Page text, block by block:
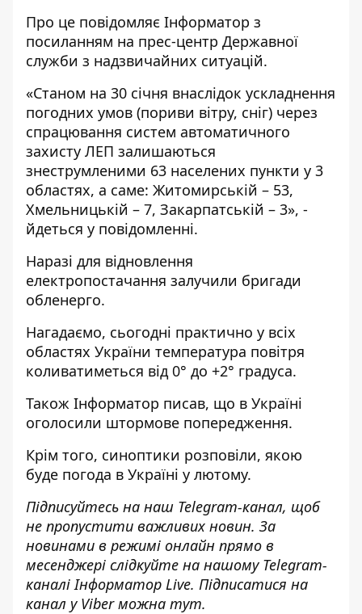
Про це повідомляє Інформатор з
посиланням на прес-центр Державної
служби з надзвичайних ситуацій.
«Станом на 30 січня внаслідок ускладнення
погодних умов (пориви вітру, сніг) через
спрацювання систем автоматичного
захисту ЛЕП залишаються
знеструмленими 63 населених пункти у 3
областях, а саме: Житомирській – 53,
Хмельницькій – 7, Закарпатській – 3», -
йдеться у повідомленні.
Наразі для відновлення
електропостачання залучили бригади
обленерго.
Нагадаємо, сьогодні практично у всіх
областях України температура повітря
коливатиметься від 0° до +2° градуса.
Також Інформатор писав, що в Україні
оголосили штормове попередження.
Крім того, синоптики розповіли, якою
буде погода в Україні у лютому.
Підписуйтесь на наш Telegram-канал, щоб
не пропустити важливих новин. За
новинами в режимі онлайн прямо в
месенджері слідкуйте на нашому Telegram-
каналіІнформатор Live. Підписатися на
канал у Viber можна тут.